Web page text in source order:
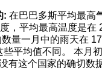
: 在巴巴多斯平均最高
，平均最高温度是
量一月中的雨天在
平均值不同。 本月
有这个国家的确切数据